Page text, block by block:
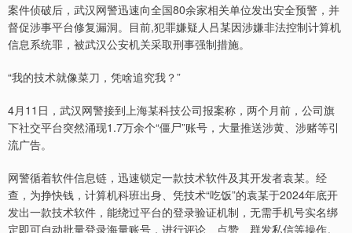
案件侦破后，武汉网警迅速向全国80余家相关单位发出安全预警，并
督促涉事平台修复漏洞。目前,犯罪嫌疑人吕某因涉嫌非法控制计算机
信息系统罪，被武汉公安机关采取刑事强制措施。
“我的技术就像菜刀，凭啥追究我？”
4月11日，武汉网警接到上海某科技公司报案称，两个月前，公司旗
下社交平台突然涌现1.7万余个“僵尸”账号，大量推送涉黄、涉赌等引
流广告。
网警循着软件信息链，迅速锁定一款技术软件及其开发者袁某。经
查，为挣快钱，计算机科班出身、凭技术“吃饭”的袁某于2024年底开
发出一款技术软件，能绕过平台的登录验证机制，无需手机号实名绑
定即可自动批量登录海量账号，进行评论、点赞、群发私信等操作。